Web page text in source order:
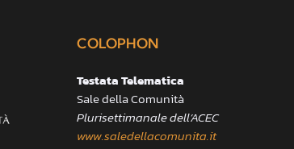
COLOPHON
Testata Telematica
Sale della Comunità
Plurisettimanale dell’ACEC
www.saledellacomunita.it